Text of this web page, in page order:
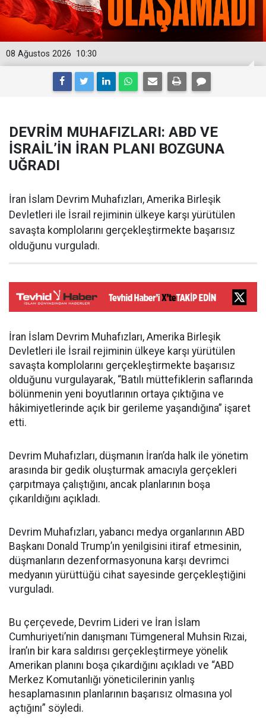
10:30
08 Ağustos 2026
DEVRİM MUHAFIZLARI: ABD VE
İSRAİL’İN İRAN PLANI BOZGUNA
UĞRADI
İran İslam Devrim Muhafızları, Amerika Birleşik
Devletleri ile İsrail rejiminin ülkeye karşı yürütülen
savaşta komplolarını gerçekleştirmekte başarısız
olduğunu vurguladı.
İran İslam Devrim Muhafızları, Amerika Birleşik
Devletleri ile İsrail rejiminin ülkeye karşı yürütülen
savaşta komplolarını gerçekleştirmekte başarısız
olduğunu vurgulayarak, “Batılı müttefiklerin saflarında
bölünmenin yeni boyutlarının ortaya çıktığına ve
hâkimiyetlerinde açık bir gerileme yaşandığına” işaret
etti.
Devrim Muhafızları, düşmanın İran’da halk ile yönetim
arasında bir gedik oluşturmak amacıyla gerçekleri
çarpıtmaya çalıştığını, ancak planlarının boşa
çıkarıldığını açıkladı.
Devrim Muhafızları, yabancı medya organlarının ABD
Başkanı Donald Trump’ın yenilgisini itiraf etmesinin,
düşmanların dezenformasyonuna karşı devrimci
medyanın yürüttüğü cihat sayesinde gerçekleştiğini
vurguladı.
Bu çerçevede, Devrim Lideri ve İran İslam
Cumhuriyeti’nin danışmanı Tümgeneral Muhsin Rızai,
İran’ın bir kara saldırısı gerçekleştirmeye yönelik
Amerikan planını boşa çıkardığını açıkladı ve “ABD
Merkez Komutanlığı yöneticilerinin yanlış
hesaplamasının planlarının başarısız olmasına yol
açtığını” söyledi.